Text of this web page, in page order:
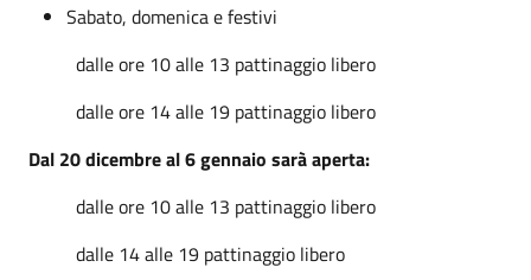
Sabato, domenica e festivi
dalle ore 10 alle 13 pattinaggio libero
dalle ore 14 alle 19 pattinaggio libero
Dal 20 dicembre al 6 gennaio sarà aperta:
dalle ore 10 alle 13 pattinaggio libero
dalle 14 alle 19 pattinaggio libero